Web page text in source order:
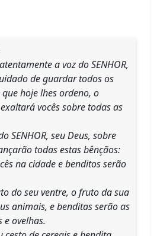
a voz do SENHOR,
de guardar todos os
hoje lhes ordeno, o
exaltará vocês sobre todas as
SENHOR, seu Deus, sobre
todas estas bênçãos:
na cidade e benditos serão
do seu ventre, o fruto da sua
animais, e benditas serão as
e ovelhas.